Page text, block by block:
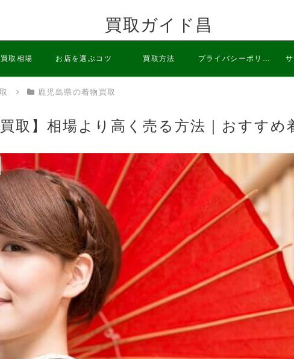
買取ガイド昌
取相場 お店を選ぶコツ 買取方法 プライバシーポリシ
鹿児島県の着物買取
取】相場より高く売る方法｜おすすめ